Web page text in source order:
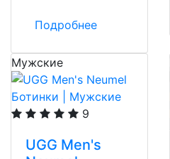
Подробнее
Мужские
9
UGG Men's